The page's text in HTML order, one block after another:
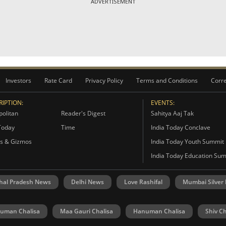
Investors Rate Card Privacy Policy Terms and Conditions
Reader's Digest
Time
& Gizmos
EVENTS:
Sahitya Aaj Tak
India Today Conclave
India Today Youth Summit
India Today Education
Pradesh News Delhi News Love Rashifal Mumbai Silver
Chalisa Maa Gauri Chalisa Hanuman Chalisa Shiv